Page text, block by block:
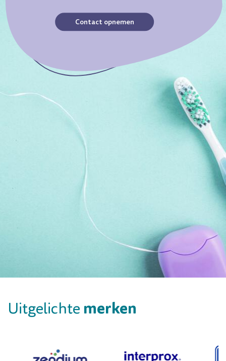
Contact opnemen
Uitgelichte merken